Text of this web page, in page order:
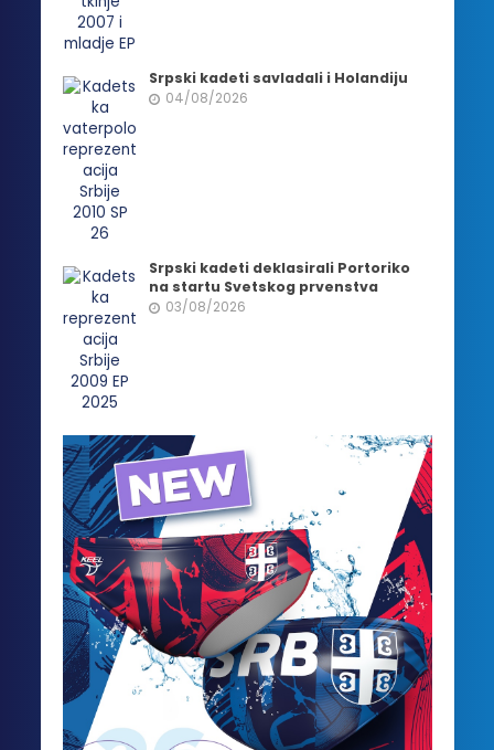
Srpski kadeti savladali i Holandiju
04/08/2026
Srpski kadeti deklasirali Portoriko
na startu Svetskog prvenstva
03/08/2026